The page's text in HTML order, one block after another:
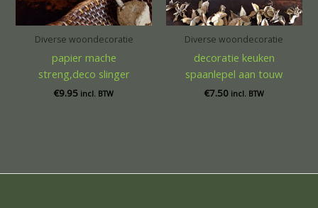
Diverse woondecoratie
papier mache
streng,deco slinger
€9.95 incl. BTW
Diverse woondecoratie
decoratie keuken
spaanlepel aan touw
€7.50 incl. BTW